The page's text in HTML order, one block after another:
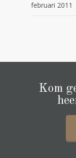
februari 2011
Kom